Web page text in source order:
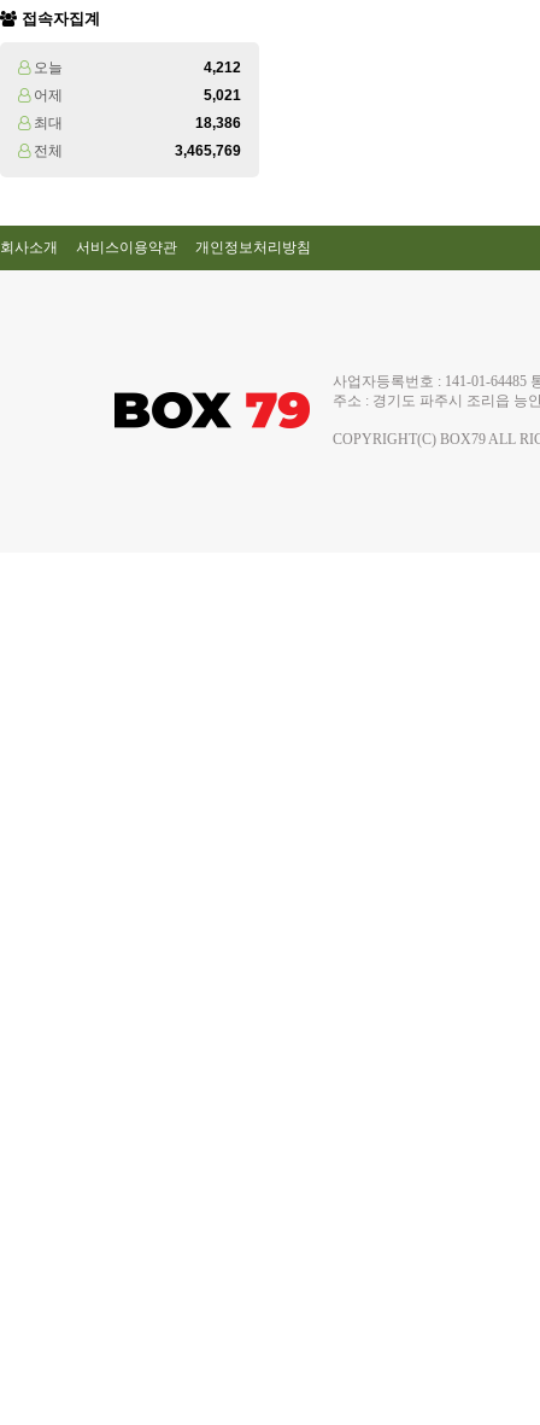
접속자집계
오늘
4,212
어제
5,021
최대
18,386
전체
3,465,769
회사소개 서비스이용약관 개인정보처리방침
사업자등록번호 : 141-01-
주소 : 경기도 파주시 조리읍 능
COPYRIGHT(C) BOX79 ALL